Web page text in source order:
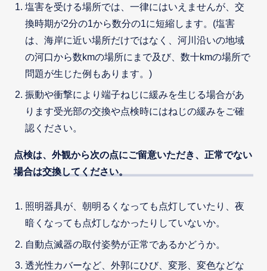
塩害を受ける場所では、一律にはいえませんが、交
換時期が2分の1から数分の1に短縮します。(塩害
は、海岸に近い場所だけではなく、河川沿いの地域
の河口から数kmの場所にまで及び、数十kmの場所で
問題が生じた例もあります。)
振動や衝撃により端子ねじに緩みを生じる場合があ
ります受光部の交換や点検時にはねじの緩みをご確
認ください。
点検は、外観から次の点にご留意いただき、正常でない
場合は交換してください。
照明器具が、朝明るくなっても点灯していたり、夜
暗くなっても点灯しなかったりしていないか。
自動点滅器の取付姿勢が正常であるかどうか。
透光性カバーなど、外郭にひび、変形、変色などな